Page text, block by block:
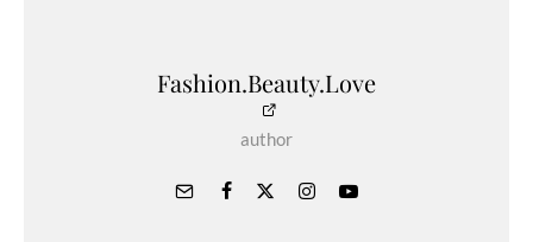
Fashion.Beauty.Love
author